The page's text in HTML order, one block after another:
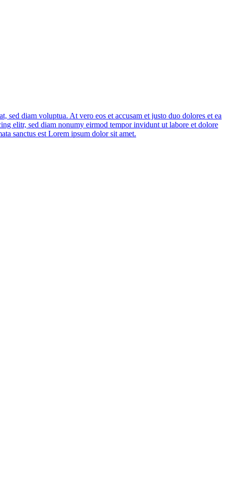
diam voluptua. At vero eos et accusam et justo duo dolores et ea
elitr, sed diam nonumy eirmod tempor invidunt ut labore et dolore
sanctus est Lorem ipsum dolor sit amet.